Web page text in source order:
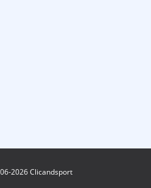
2026 Clicandsport